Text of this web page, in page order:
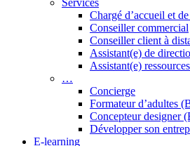
Services
Chargé d’accueil et
Conseiller commercial
Conseiller client à
Assistant(e) de
Assistant(e)
…
Concierge
Formateur d’adultes
Concepteur designer
Développer son
E-learning